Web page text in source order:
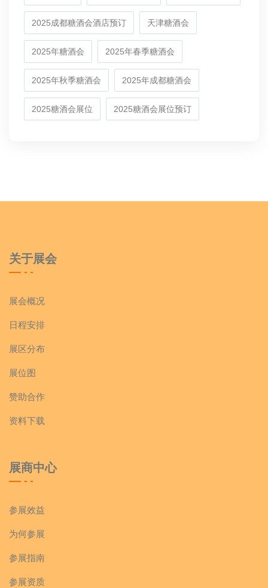
2025成都糖酒会酒店预订 天津糖酒会
2025年糖酒会 2025年春季糖酒会
2025年秋季糖酒会 2025年成都糖酒会
2025糖酒会展位 2025糖酒会展位预订
关于展会
展会概况
日程安排
展区分布
展位图
赞助合作
资料下载
展商中心
参展效益
为何参展
参展指南
参展资质